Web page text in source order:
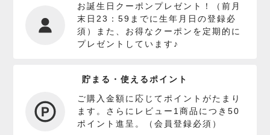
お誕生日クーポンプレゼント！（前月
末日23：59までに生年月日の登録必
須）また、お得なクーポンを定期的に
プレゼントしています♪
貯まる・使えるポイント
ご購入金額に応じてポイントがたまり
ます。さらにレビュー1商品につき50
ポイント進呈。（会員登録必須）